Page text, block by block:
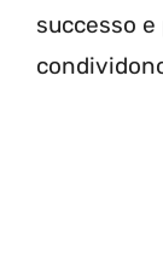
successo e